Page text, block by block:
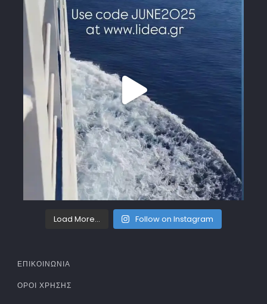
Load More... Follow on Instagram
ΕΠΙΚΟΙΝΩΝΙΑ
ΌΡΟΙ ΧΡΉΣΗΣ